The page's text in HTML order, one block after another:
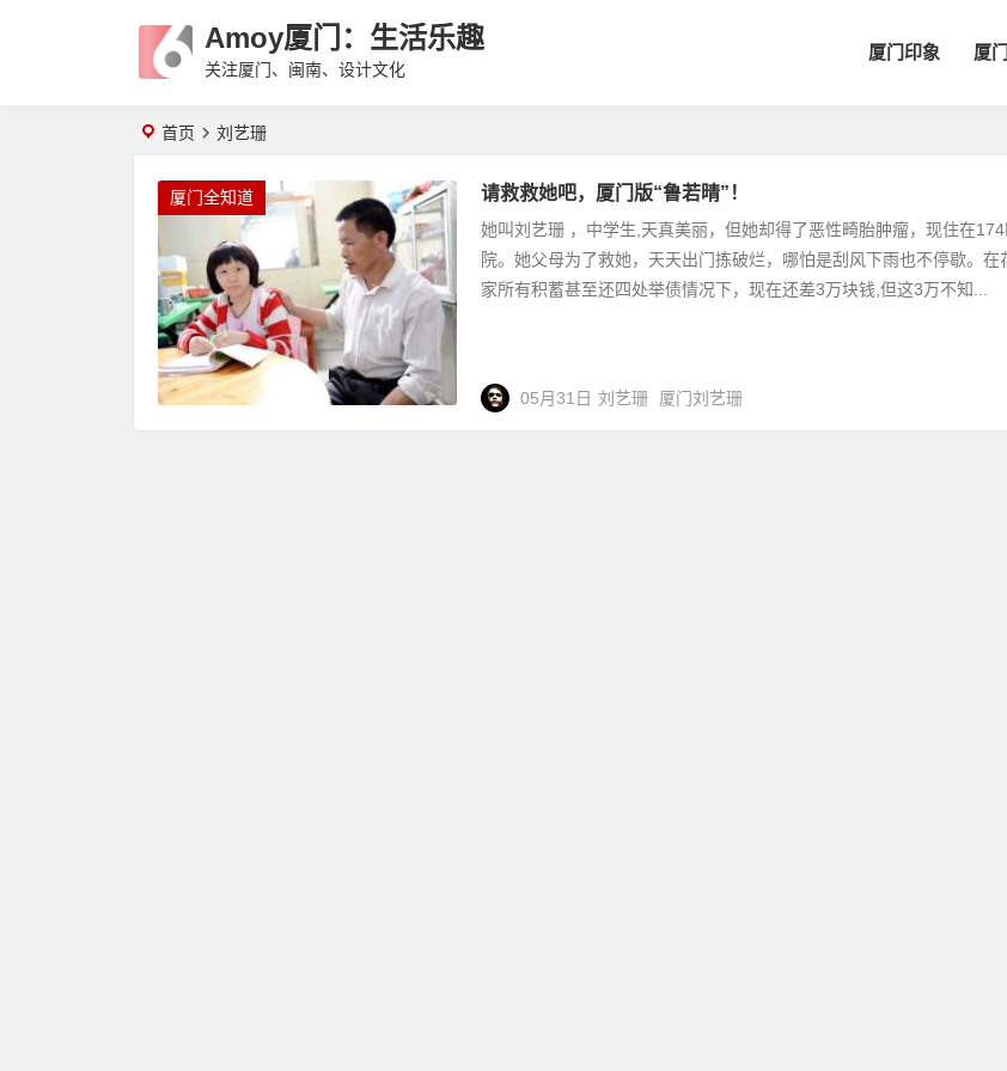
Amoy厦门：生活乐趣
关注厦门、闽南、设计文化
厦门印象 厦
首页 刘艺珊
厦门全知道 请救救她吧，厦门版“鲁若晴”！
她叫刘艺珊 ，中学生,天真美丽，但她却得了恶性畸胎肿瘤，现住在174
院。她父母为了救她，天天出门拣破烂，哪怕是刮风下雨也不停歇。在
家所有积蓄甚至还四处举债情况下，现在还差3万块钱,但这3万不知...
05月31日 刘艺珊 厦门刘艺珊